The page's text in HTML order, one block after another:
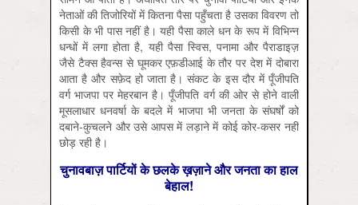
नेताओं की तिजोरियों में कितना पैसा पहुँचता है उसका विवरण तो
किसी के भी पास नहीं है। यही पैसा काले धन के रूप में विभिन्न
धन्धों में लगा होता है, यही पैसा स्विस, पनामा और पैराडाइज़
जैसे टैक्स हैवन्स से घूमकर एफ़डीआई के तौर पर देश में दोबारा
आता है और सफ़ेद हो जाता है। संकट के इस दौर में पूँजीपति
वर्ग भाजपा पर मेहरबान है। पूँजीपति वर्ग की ओर से होने वाली
मूसलाधार धनवर्षा के बदले में भाजपा भी जनता के संघर्षों को
दबाने-कुचलने और उसे आपस में लड़ाने में कोई कोर-कसर नहीं
छोड़ रही है।
चुनावबाज़ पार्टियों के छलके ख़ज़ाने और जनता का हाल
बेहाल!